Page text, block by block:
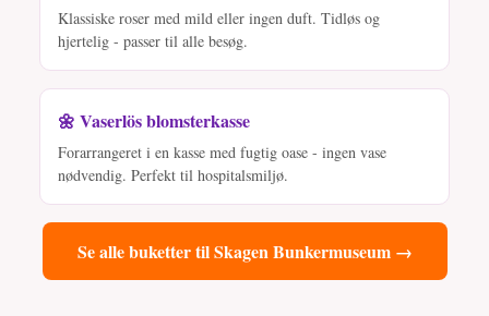
Klassiske roser med mild eller ingen duft. Tidløs og
hjertelig - passer til alle besøg.
🌼 Vaserlös blomsterkasse
Forarrangeret i en kasse med fugtig oase - ingen vase
nødvendig. Perfekt til hospitalsmiljø.
Se alle buketter til Skagen Bunkermuseum →